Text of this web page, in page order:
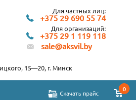
Для частных лиц:
+375 29 690 55 74
Для организаций:
+375 29 1 119 118
sale@aksvil.by
Скачать прайс
0
15—20, г. Минск